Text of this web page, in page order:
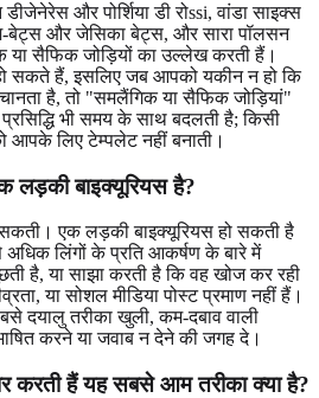
और पोर्शिया डी रोssi, वांडा साइक्स
बेट्स और जेसिका बेट्स, और सारा पॉलसन
सैफिक जोड़ियों का उल्लेख करती हैं।
सकते हैं, इसलिए जब आपको यकीन न हो कि
है, तो "समलैंगिक या सैफिक जोड़ियां"
भी समय के साथ बदलती है; किसी
आपके लिए टेम्पलेट नहीं बनाती।
लड़की बाइक्यूरियस है?
एक लड़की बाइक्यूरियस हो सकती है
लिंगों के प्रति आकर्षण के बारे में
है, या साझा करती है कि वह खोज कर रही
या सोशल मीडिया पोस्ट प्रमाण नहीं हैं।
दयालु तरीका खुली, कम-दबाव वाली
करने या जवाब न देने की जगह दे।
करती हैं यह सबसे आम तरीका क्या है?